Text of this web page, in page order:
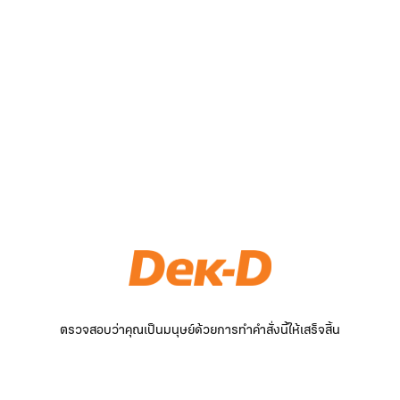
ตรวจสอบว่าคุณเป็นมนุษย์ด้วยการทำคำสั่งนี้ให้เสร็จสิ้น